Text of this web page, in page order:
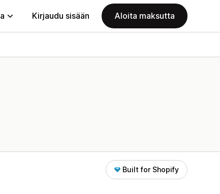
Kirjaudu sisään Aloita maksutta
Built for Shopify